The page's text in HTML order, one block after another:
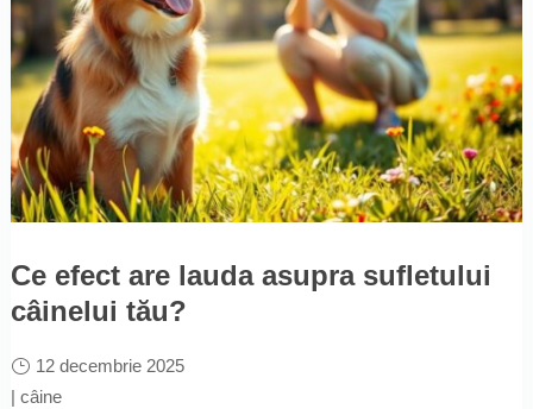
Ce efect are lauda asupra sufletului
câinelui tău?
12 decembrie 2025
| câine